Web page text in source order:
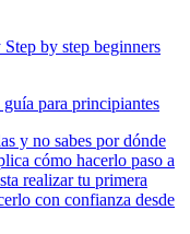
para principiantes
y no sabes por dónde
cómo hacerlo paso a
realizar tu primera
con confianza desde